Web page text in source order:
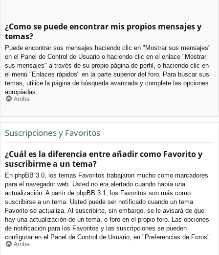
¿Como se puede encontrar mis propios mensajes y
temas?
Puede encontrar sus mensajes haciendo clic en "Mostrar sus mensajes"
en el Panel de Control de Usuario o haciendo clic en el enlace "Mostrar
sus mensajes" a través de su propio página de perfil, o haciendo clic en
el menú "Enlaces rápidos" en la parte superior del foro. Para buscar sus
temas, utilice la página de búsqueda avanzada y complete las opciones
apropiadas.
Arriba
Suscripciones y Favoritos
¿Cuál es la diferencia entre añadir como Favorito y
suscribirme a un tema?
En phpBB 3.0, los temas Favoritos trabajaron mucho como marcadores
para el navegador web. Usted no era alertado cuando había una
actualización. A partir de phpBB 3.1, los Favoritos son más como
suscribirse a un tema. Usted puede ser notificado cuando un tema
Favorito se actualiza. Al suscribirte, sin embargo, se le avisará de que
hay una actualización de un tema, o foro en el propio foro. Las opciones
de notificación para los Favoritos y las suscripciones se pueden
configurar en el Panel de Control de Usuario, en "Preferencias de Foros".
Arriba